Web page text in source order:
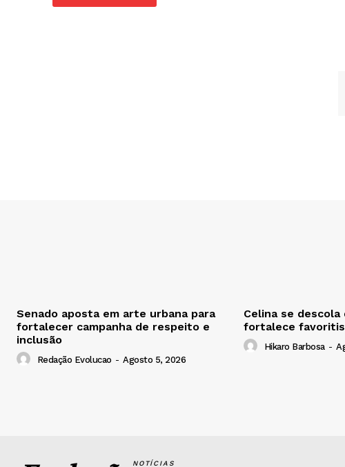
Senado aposta em arte urbana para
fortalecer campanha de respeito e
inclusão
Redação Evolucao - Agosto 5, 2026
Celina se
fortalece
Hikaro Barbosa -
NOTÍCIAS